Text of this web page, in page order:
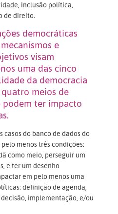
inclusão política,
de direito.
democráticas
e
visam
uma das cinco
da democracia
meios de
ter impacto
casos do banco de dados do
menos três condições:
como meio, perseguir um
e ter um desenho
em pelo menos uma
definição de agenda,
implementação, e/ou